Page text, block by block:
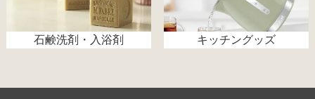
石鹸洗剤・入浴剤 キッチングッズ